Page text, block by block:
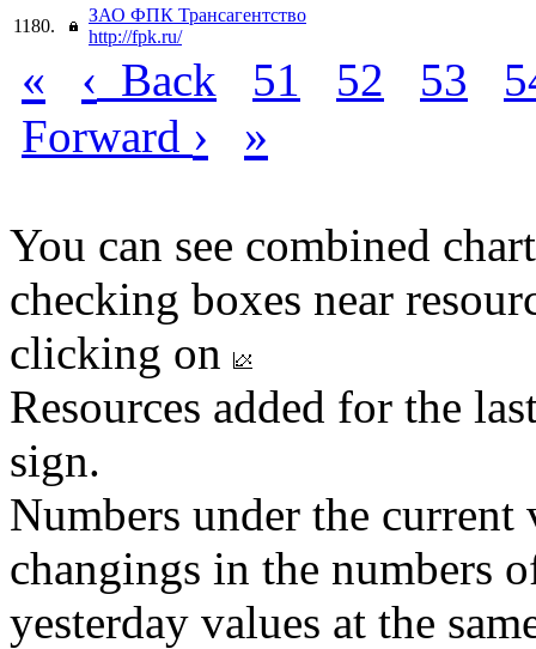
1180.
ЗАО ФПК Трансагентство
http://fpk.ru/
« ‹ Back 51 52 53
Forward › »
You can see combined
checking boxes near
clicking on
Resources added for the
sign.
Numbers under the
changings in the numbers
yesterday values at the